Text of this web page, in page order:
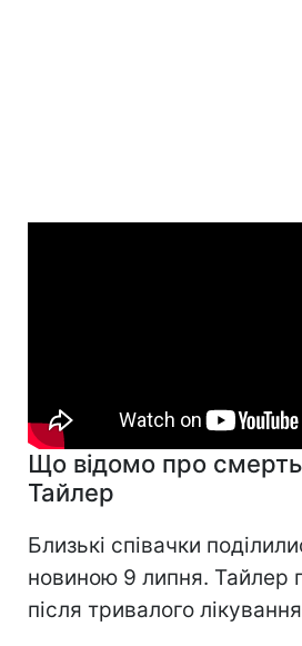
Що відомо про смерть
Тайлер
Близькі співачки
новиною 9 липня. Тайлер
після тривалого